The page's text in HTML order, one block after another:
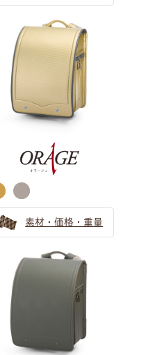
も男の子にもおすすめ
間 萬勇鞄ランドセルの
ルの選び方
は大人可愛い！女の子か
シックで上品なデザイン
ルは人気急上昇中！
ルの選び方
憧れ！可愛らしさと気品
子で安心の選び方ガイ
素材・価格・重量